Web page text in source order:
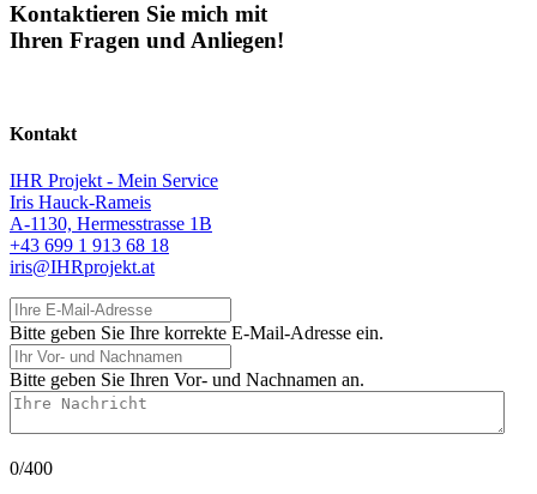
Kontaktieren Sie mich mit
Ihren Fragen und Anliegen!
Kontakt
IHR Projekt - Mein Service
Iris Hauck-Rameis
A-1130, Hermesstrasse 1B
+43 699 1 913 68 18
iris@IHRprojekt.at
Ihre E-Mail-Adresse
Bitte geben Sie Ihre korrekte E-Mail-Adresse ein.
Ihr Vor- und Nachnamen
Bitte geben Sie Ihren Vor- und Nachnamen an.
Ihre Nachricht
0/400